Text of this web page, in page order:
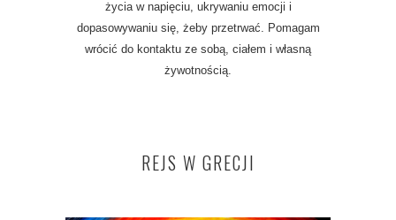
życia w napięciu, ukrywaniu emocji i
dopasowywaniu się, żeby przetrwać. Pomagam
wrócić do kontaktu ze sobą, ciałem i własną
żywotnością.
REJS W GRECJI